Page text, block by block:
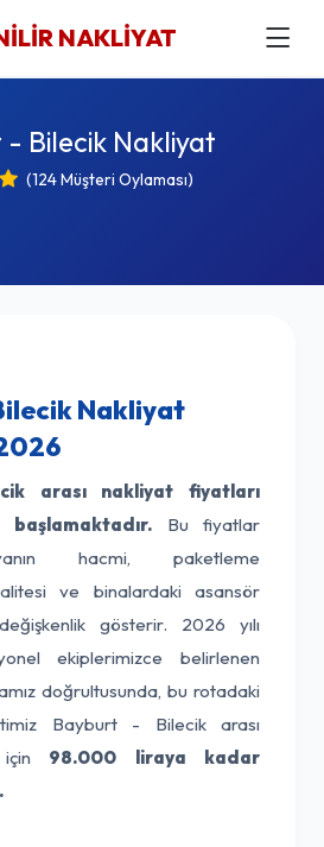
NAKLİYAT
- Bilecik Nakliyat
(124 Müşteri Oylaması)
Nakliyat
arası nakliyat fiyatları
Bu fiyatlar
hacmi, paketleme
ve binalardaki asansör
gösterir. 2026 yılı
ekiplerimizce belirlenen
doğrultusunda, bu rotadaki
Bayburt - Bilecik arası
için 98.000 liraya kadar